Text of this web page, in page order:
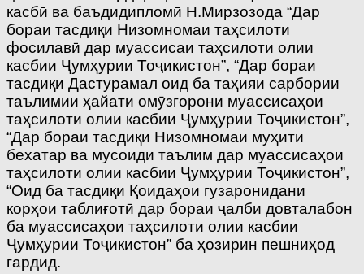
касбӣ ва баъдидипломӣ Н.Мирзозода “Дар
бораи тасдиқи Низомномаи таҳсилоти
фосилавӣ дар муассисаи таҳсилоти олии
касбии Ҷумҳурии Тоҷикистон”, “Дар бораи
тасдиқи Дастурамал оид ба таҳияи сарбории
таълимии ҳайати омӯзгорони муассисаҳои
таҳсилоти олии касбии Ҷумҳурии Тоҷикистон”,
“Дар бораи тасдиқи Низомномаи муҳити
бехатар ва мусоиди таълим дар муассисаҳои
таҳсилоти олии касбии Ҷумҳурии Тоҷикистон”,
“Оид ба тасдиқи Қоидаҳои гузаронидани
корҳои таблиғотӣ дар бораи ҷалби довталабон
ба муассисаҳои таҳсилоти олии касбии
Ҷумҳурии Тоҷикистон” ба ҳозирин пешниҳод
гардид.